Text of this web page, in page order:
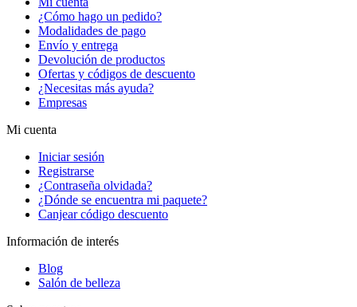
¿Cómo hago un pedido?
Modalidades de pago
Envío y entrega
Devolución de productos
Ofertas y códigos de descuento
¿Necesitas más ayuda?
Empresas
Mi cuenta
Iniciar sesión
Registrarse
¿Contraseña olvidada?
¿Dónde se encuentra mi paquete?
Canjear código descuento
Información de interés
Blog
Salón de belleza